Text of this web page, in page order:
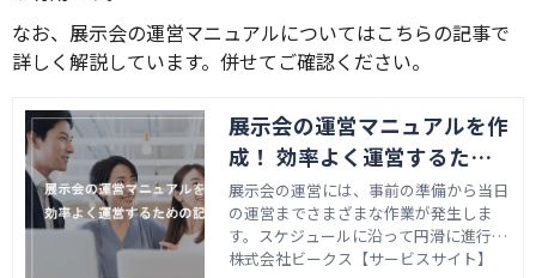
なお、展示会の運営マニュアルについてはこちらの記事で
詳しく解説しています。併せてご確認ください。
展示会の運営マニュアルを作
成！ 効率よく運営するため
の記載内容
展示会の運営には、事前の準備から当日
の運営までさまざまな作業が発生しま
す。スケジュールに沿って円滑に進行す
るには、運営マニュアルを作成して展示
株式会社ビークス【サービスサイト】